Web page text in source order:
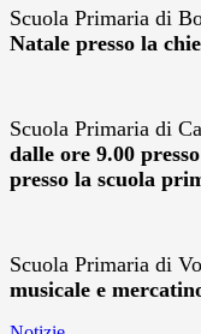
Scuola Primaria di
Natale presso la
Scuola Primaria di
dalle ore 9.00
presso la scuola
Scuola Primaria di
musicale e